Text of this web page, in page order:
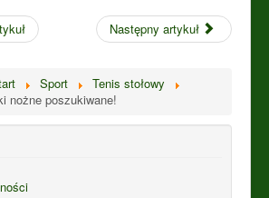
Następny artykuł
Sport
Tenis stołowy
nożne poszukiwane!